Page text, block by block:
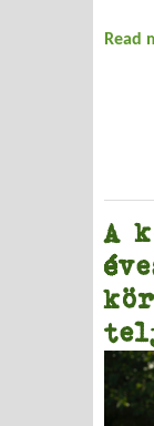
Read
A